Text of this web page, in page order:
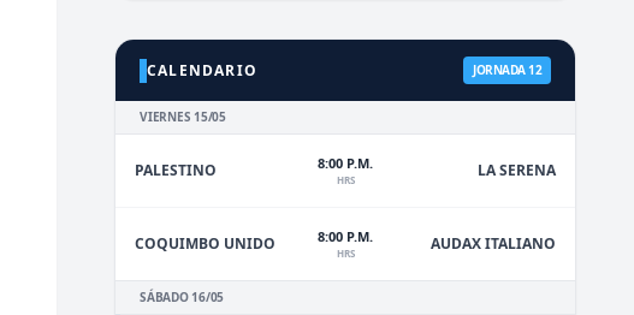
CALENDARIO JORNADA 12
VIERNES 15/05
PALESTINO 8:00 P.M.
HRS LA SERENA
COQUIMBO UNIDO 8:00 P.M.
HRS AUDAX ITALIANO
SÁBADO 16/05